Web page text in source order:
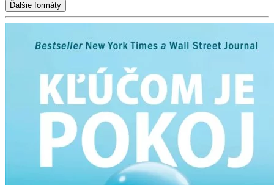
Ďalšie formáty